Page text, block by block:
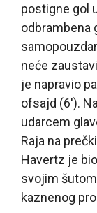
postigne gol
odbrambena
neće
je napravio
ofsajd (6′).
udarcem
Raja na
Havertz je
svojim
kaznenog